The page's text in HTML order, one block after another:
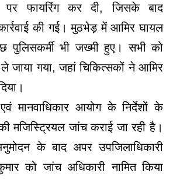
पर फायरिंग कर दी, जिसके बाद
कार्रवाई की गई। मुठभेड़ में आमिर घायल
पुलिसकर्मी भी जख्मी हुए। सभी को
जाया गया, जहां चिकित्सकों ने आमिर
मानवाधिकार आयोग के निर्देशों के
मजिस्ट्रियल जांच कराई जा रही है।
के बाद अपर उपजिलाधिकारी
को जांच अधिकारी नामित किया